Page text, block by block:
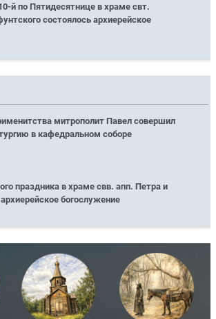
й по Пятидесятнице в храме свт.
состоялось архиерейское
митрополит Павел совершил
в кафедральном соборе
праздника в храме свв. апп. Петра и
богослужение